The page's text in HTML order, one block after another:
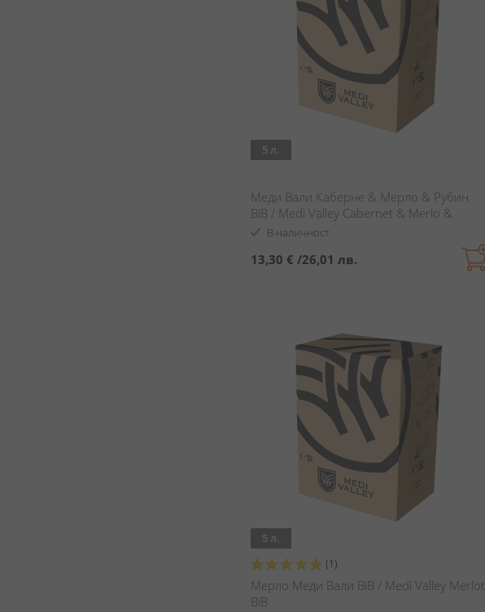
5 л.
Меди Вали Каберне & Мерло & Рубин
BiB / Medi Valley Cabernet & Merlo &
Rubin BiB
В наличност
13,30 € /26,01 лв.
5 л.
Оценка:
100%
(1)
Мерло Меди Вали BiB / Medi Valley Merlot
BiB